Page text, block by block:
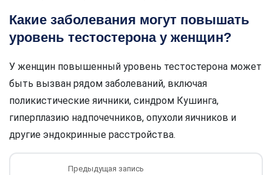
Какие заболевания могут повышать
уровень тестостерона у женщин?
У женщин повышенный уровень тестостерона может
быть вызван рядом заболеваний, включая
поликистические яичники, синдром Кушинга,
гиперплазию надпочечников, опухоли яичников и
другие эндокринные расстройства.
Предыдущая запись